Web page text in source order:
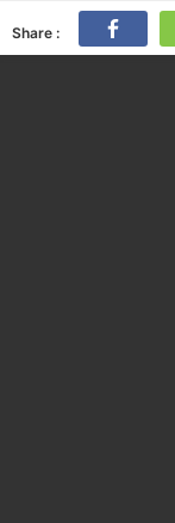
Share :